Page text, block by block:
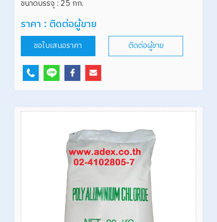
ราคา : ติดต่อผู้ขาย
ขอใบเสนอราคา ติดต่อผู้ขาย